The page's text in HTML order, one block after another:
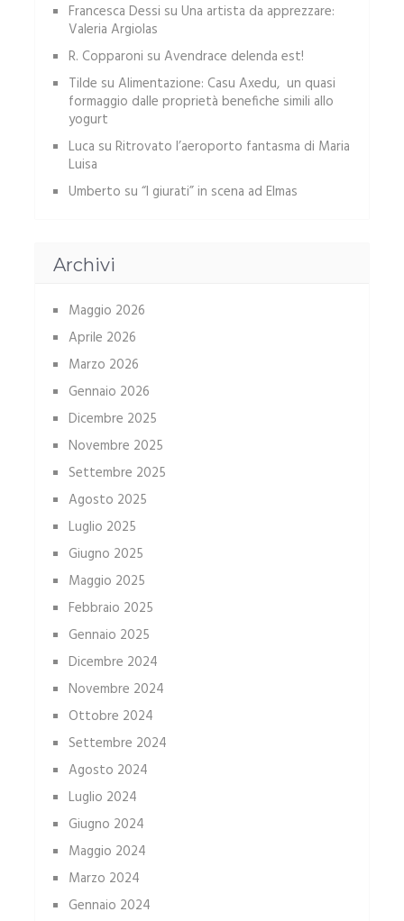
Francesca Dessi su Una artista da apprezzare:
Valeria Argiolas
R. Copparoni su Avendrace delenda est!
Tilde su Alimentazione: Casu Axedu, un quasi
formaggio dalle proprietà benefiche simili allo
yogurt
Luca su Ritrovato l’aeroporto fantasma di Maria
Luisa
Umberto su “I giurati” in scena ad Elmas
Archivi
Maggio 2026
Aprile 2026
Marzo 2026
Gennaio 2026
Dicembre 2025
Novembre 2025
Settembre 2025
Agosto 2025
Luglio 2025
Giugno 2025
Maggio 2025
Febbraio 2025
Gennaio 2025
Dicembre 2024
Novembre 2024
Ottobre 2024
Settembre 2024
Agosto 2024
Luglio 2024
Giugno 2024
Maggio 2024
Marzo 2024
Gennaio 2024